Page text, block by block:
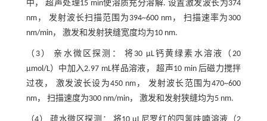
中， 超声处理15 min使溶质充分溶解. 设置激发波长为374
nm， 发射波长扫描范围为394~600 nm， 扫描速率为300
nm/min， 激发和发射狭缝宽度均为10 nm.
（3） 亲水微区探测： 将30 μL钙黄绿素水溶液（20
μmol/L）中加入2.97 mL样品溶液， 超声10 min 后磁力搅拌
过夜， 激发波长设为450 nm， 发射波长范围为470~600
nm， 扫描速度为300 nm/min， 激发和发射狭缝均为5 nm.